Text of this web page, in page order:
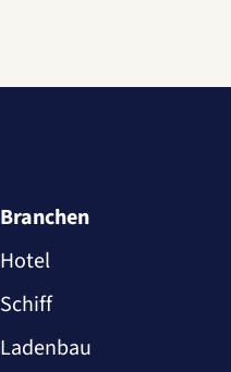
Branchen
Hotel
Schiff
Ladenbau